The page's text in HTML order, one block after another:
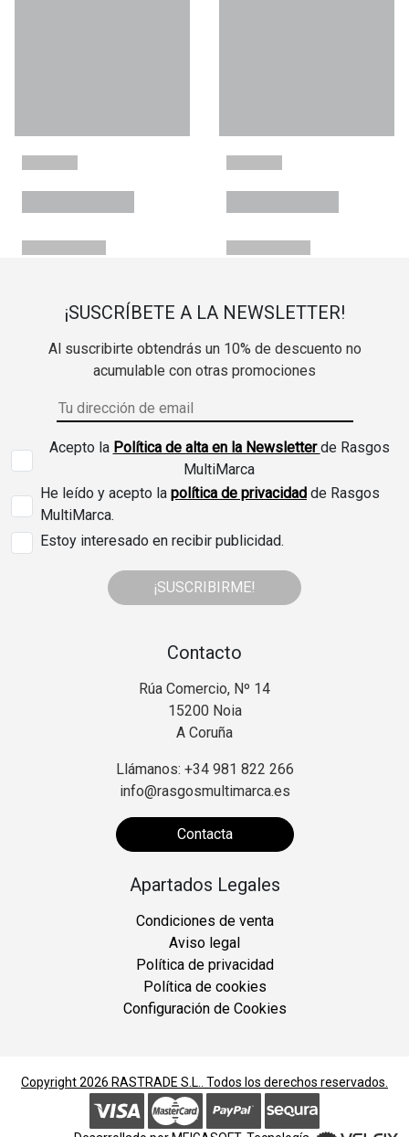
¡SUSCRÍBETE A LA NEWSLETTER!
Al suscribirte obtendrás un 10% de descuento no
acumulable con otras promociones
Acepto la Política de alta en la Newsletterde Rasgos
MultiMarca
He leído y acepto la política de privacidad de Rasgos
MultiMarca.
Estoy interesado en recibir publicidad.
¡SUSCRIBIRME!
Contacto
Rúa Comercio, Nº 14
15200 Noia
A Coruña
Llámanos: +34 981 822 266
info@rasgosmultimarca.es
Contacta
Apartados Legales
Condiciones de venta
Aviso legal
Política de privacidad
Política de cookies
Configuración de Cookies
Copyright 2026 RASTRADE S.L.. Todos los derechos reservados.